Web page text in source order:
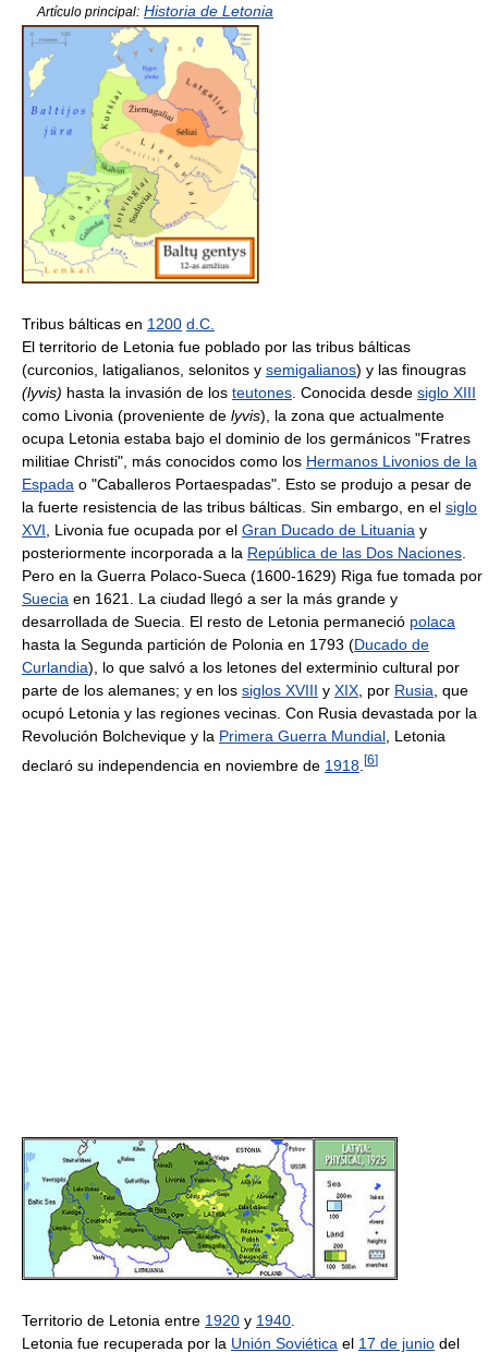
Artículo principal: Historia de Letonia
Tribus bálticas en 1200 d.C.
El territorio de Letonia fue poblado por las tribus bálticas
(curconios, latigalianos, selonitos y semigalianos) y las finougras
(lyvis) hasta la invasión de los teutones. Conocida desde siglo XIII
como Livonia (proveniente de lyvis), la zona que actualmente
ocupa Letonia estaba bajo el dominio de los germánicos "Fratres
militiae Christi", más conocidos como los Hermanos Livonios de la
Espada o "Caballeros Portaespadas". Esto se produjo a pesar de
la fuerte resistencia de las tribus bálticas. Sin embargo, en el siglo
XVI, Livonia fue ocupada por el Gran Ducado de Lituania y
posteriormente incorporada a la República de las Dos Naciones.
Pero en la Guerra Polaco-Sueca (1600-1629) Riga fue tomada por
Suecia en 1621. La ciudad llegó a ser la más grande y
desarrollada de Suecia. El resto de Letonia permaneció polaca
hasta la Segunda partición de Polonia en 1793 (Ducado de
Curlandia), lo que salvó a los letones del exterminio cultural por
parte de los alemanes; y en los siglos XVIII y XIX, por Rusia, que
ocupó Letonia y las regiones vecinas. Con Rusia devastada por la
Revolución Bolchevique y la Primera Guerra Mundial, Letonia
declaró su independencia en noviembre de 1918 [6]
Territorio de Letonia entre 1920 y 1940
Letonia fue recuperada por la Unión Soviética el 17 de junio del